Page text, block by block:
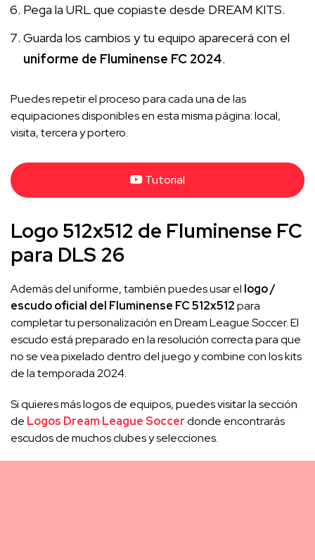
Pega la URL que copiaste desde DREAM KITS.
Guarda los cambios y tu equipo aparecerá con el
uniforme de Fluminense FC 2024.
Puedes repetir el proceso para cada una de las
equipaciones disponibles en esta misma página: local,
visita, tercera y portero.
Tutorial
Logo 512x512 de Fluminense FC
para DLS 26
Además del uniforme, también puedes usar el logo /
escudo oficial del Fluminense FC 512x512para
completar tu personalización en Dream League Soccer. El
escudo está preparado en la resolución correcta para que
no se vea pixelado dentro del juego y combine con los kits
de la temporada 2024.
Si quieres más logos de equipos, puedes visitar la sección
de Logos Dream League Soccerdonde encontrarás
escudos de muchos clubes y selecciones.